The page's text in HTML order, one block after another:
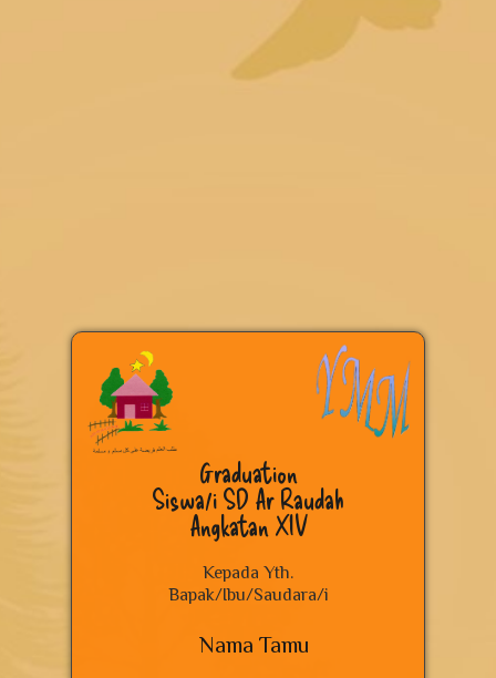
Graduation
Siswa/i SD Ar Raudah
Angkatan XIV
Kepada Yth.
Bapak/Ibu/Saudara/i
Nama Tamu